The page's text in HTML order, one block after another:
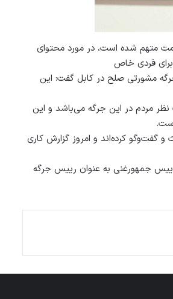
متهم شده است، در مورد محتوای
برای فردی خاص
در سومین روز برگزاری لویه جرگه مشورتی صلح در کابل گفت: این
آن‌ها بازتاب نظر مردم در این جرگه می‌باشد و این
گذشته روی چهار سوال اساسی این جرگه در کمیته‌های ۵۰ گانه بحث و گفت‌وگو کرده‌اند و امروز گزارش کاری
جمهورغنی به عنوان رییس جرگه